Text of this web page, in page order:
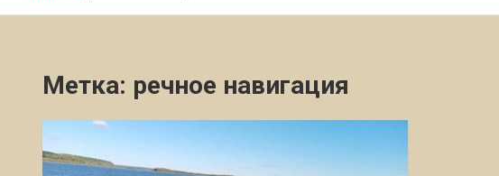
Метка: речное навигация